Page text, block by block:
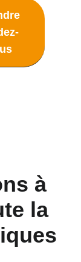
à
la